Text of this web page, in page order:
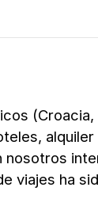
(Croacia,
nosotros
viajes ha